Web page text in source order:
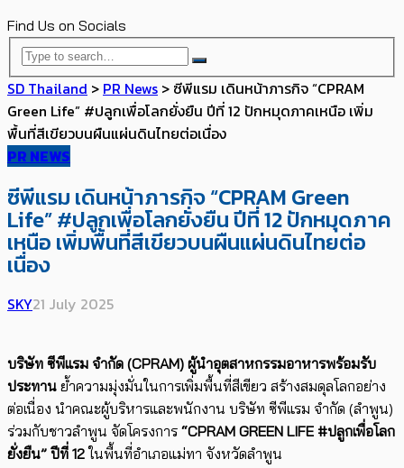
Find Us on Socials
SD Thailand > PR News > ซีพีแรม เดินหน้าภารกิจ “CPRAM
Green Life” #ปลูกเพื่อโลกยั่งยืน ปีที่ 12 ปักหมุดภาคเหนือ เพิ่ม
พื้นที่สีเขียวบนผืนแผ่นดินไทยต่อเนื่อง
PR NEWS
ซีพีแรม เดินหน้าภารกิจ “CPRAM Green
Life” #ปลูกเพื่อโลกยั่งยืน ปีที่ 12 ปักหมุดภาค
เหนือ เพิ่มพื้นที่สีเขียวบนผืนแผ่นดินไทยต่อ
เนื่อง
SKY21 July 2025
บริษัท ซีพีแรม จำกัด (CPRAM) ผู้นำอุตสาหกรรมอาหารพร้อมรับ
ประทาน ย้ำความมุ่งมั่นในการเพิ่มพื้นที่สีเขียว สร้างสมดุลโลกอย่าง
ต่อเนื่อง นำคณะผู้บริหารและพนักงาน บริษัท ซีพีแรม จำกัด (ลำพูน)
ร่วมกับชาวลำพูน จัดโครงการ “CPRAM GREEN LIFE #ปลูกเพื่อโลก
ยั่งยืน” ปีที่ 12ในพื้นที่อำเภอแม่ทา จังหวัดลำพูน